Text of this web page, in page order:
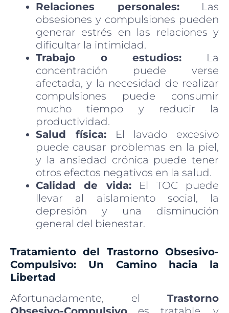
Relaciones personales:Las
obsesiones y compulsiones pueden
generar estrés en las relaciones y
dificultar la intimidad.
Trabajo o estudios: La
concentración puede verse
afectada, y la necesidad de realizar
compulsiones puede consumir
mucho tiempo y reducir la
productividad.
Salud física:El lavado excesivo
puede causar problemas en la piel,
y la ansiedad crónica puede tener
otros efectos negativos en la salud.
Calidad de vida:El TOC puede
llevar al aislamiento social, la
depresión y una disminución
general del bienestar.
Tratamiento del Trastorno Obsesivo-
Compulsivo: Un Camino hacia la
Libertad
Afortunadamente, el Trastorno